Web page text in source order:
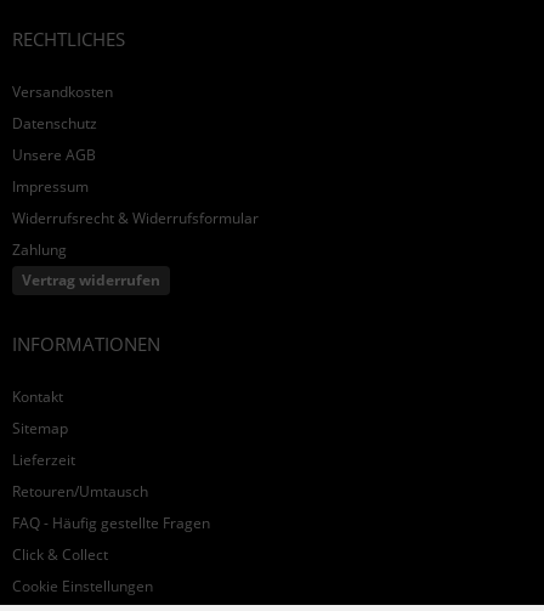
RECHTLICHES
Versandkosten
Datenschutz
Unsere AGB
Impressum
Widerrufsrecht & Widerrufsformular
Zahlung
Vertrag widerrufen
INFORMATIONEN
Kontakt
Sitemap
Lieferzeit
Retouren/Umtausch
FAQ - Häufig gestellte Fragen
Click & Collect
Cookie Einstellungen